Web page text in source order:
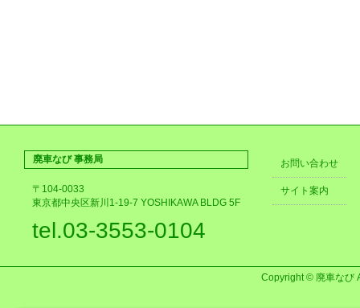
廃車なび 事務局
〒104-0033
東京都中央区新川1-19-7 YOSHIKAWA BLDG 5F
tel.03-3553-0104
お問い合わせ
サイト案内
Copyright © 廃車なび